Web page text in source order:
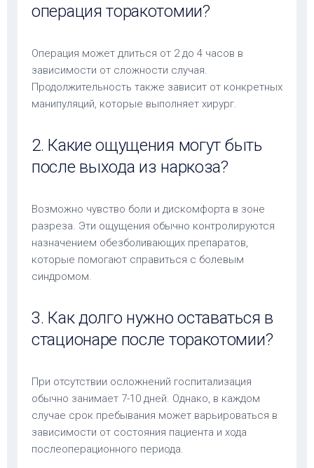
операция торакотомии?
Операция может длиться от 2 до 4 часов в
зависимости от сложности случая.
Продолжительность также зависит от конкретных
манипуляций, которые выполняет хирург.
2. Какие ощущения могут быть
после выхода из наркоза?
Возможно чувство боли и дискомфорта в зоне
разреза. Эти ощущения обычно контролируются
назначением обезболивающих препаратов,
которые помогают справиться с болевым
синдромом.
3. Как долго нужно оставаться в
стационаре после торакотомии?
При отсутствии осложнений госпитализация
обычно занимает 7-10 дней. Однако, в каждом
случае срок пребывания может варьироваться в
зависимости от состояния пациента и хода
послеоперационного периода.